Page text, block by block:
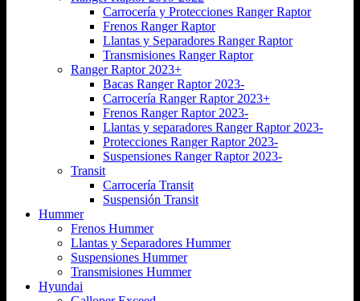
Carrocería y Protecciones Ranger Raptor
Frenos Ranger Raptor
Llantas y Separadores Ranger Raptor
Transmisiones Ranger Raptor
Ranger Raptor 2023+
Bacas Ranger Raptor 2023-
Carrocería Ranger Raptor 2023+
Frenos Ranger Raptor 2023-
Llantas y separadores Ranger Raptor 2023-
Protecciones Ranger Raptor 2023-
Suspensiones Ranger Raptor 2023-
Transit
Carrocería Transit
Suspensión Transit
Hummer
Frenos Hummer
Llantas y Separadores Hummer
Suspensiones Hummer
Transmisiones Hummer
Hyundai